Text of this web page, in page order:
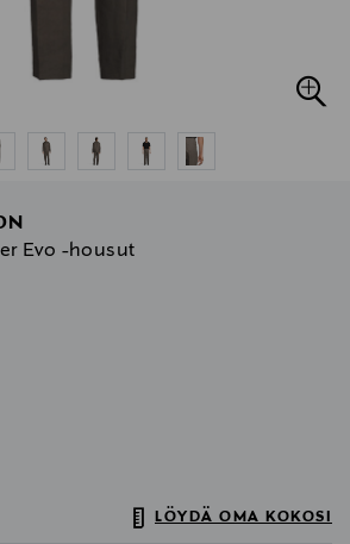
Evo -housut
LÖYDÄ OMA KOKOSI